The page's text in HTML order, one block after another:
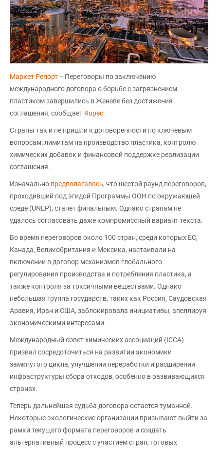
Маркет Репорт-- Переговоры по заключению
международного договора о борьбе с загрязнением
пластиком завершились в Женеве без достижения
соглашения, сообщает Rupec.
Страны так и не пришли к договоренности по ключевым
вопросам: лимитам на производство пластика, контролю
химических добавок и финансовой поддержке реализации
соглашения.
Изначально предполагалось, что шестой раунд переговоров,
проходивший под эгидой Программы ООН по окружающей
среде (UNEP), станет финальным. Однако странам не
удалось согласовать даже компромиссный вариант текста.
Во время переговоров около 100 стран, среди которых ЕС,
Канада, Великобритания и Мексика, настаивали на
включении в договор механизмов глобального
регулирования производства и потребления пластика, а
также контроля за токсичными веществами. Однако
небольшая группа государств, таких как Россия, Саудовская
Аравия, Иран и США, заблокировала инициативы, апеллируя
экономическими интересами.
Международный совет химических ассоциаций (ICCA)
призвал сосредоточиться на развитии экономики
замкнутого цикла, улучшении переработки и расширении
инфраструктуры сбора отходов, особенно в развивающихся
странах.
Теперь дальнейшая судьба договора остается туманной.
Некоторые экологические организации призывают выйти за
рамки текущего формата переговоров и создать
альтернативный процесс с участием стран, готовых